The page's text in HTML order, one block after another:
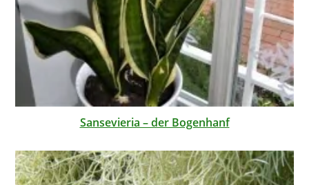
Sansevieria – der Bogenhanf